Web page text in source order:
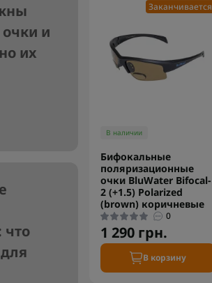
и
их
что
Заканчивается
В наличии
Бифокальные
поляризационные
очки BluWater Bifocal-
2 (+1.5) Polarized
(brown) коричневые
0
1 290 грн.
В корзину